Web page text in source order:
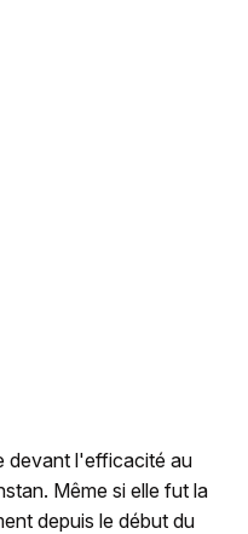
devant l'efficacité au
Même si elle fut la
depuis le début du